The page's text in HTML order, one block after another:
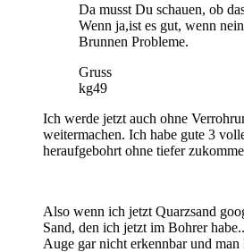
Da musst Du schauen, ob
Wenn ja,ist es gut, wenn
Brunnen Probleme.
Gruss
kg49
Ich werde jetzt auch ohne
weitermachen. Ich habe gute 3
heraufgebohrt ohne tiefer
Also wenn ich jetzt Quarzsand
Sand, den ich jetzt im Bohrer
Auge gar nicht erkennbar und man